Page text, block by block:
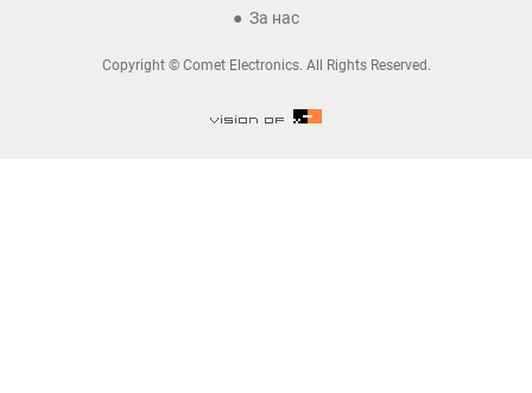
За нас
Copyright © Comet Electronics. All Rights Reserved.